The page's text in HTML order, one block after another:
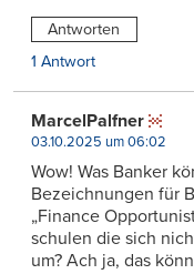
Antworten
1 Antwort
MarcelPalfner
03.10.2025 um 06:02
Wow! Was Banker
Bezeichnungen für
„Finance
schulen die sich
um? Ach ja, das